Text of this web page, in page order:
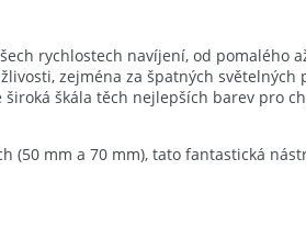
rychlostech navíjení, od pomalého
zejména za špatných světelných
škála těch nejlepších barev pro
(50 mm a 70 mm), tato fantastická